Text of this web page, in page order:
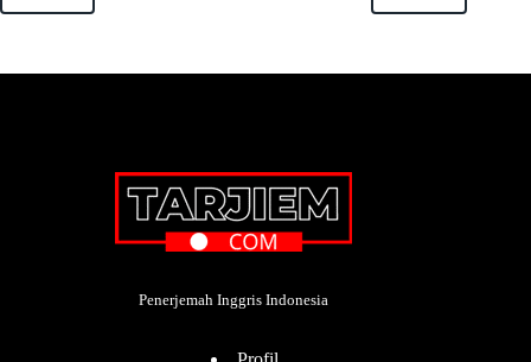
Penerjemah Inggris Indonesia